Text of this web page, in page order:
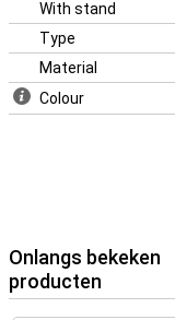
G42 ben jij optimaal
standaard waardoor je
mobiel of tablet!
With stand
Type
Material
Colour
Onlangs bekeken
producten